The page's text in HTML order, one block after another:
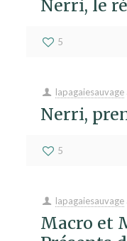
Nerri, le
5
lapagaiesauvage
Nerri,
5
lapagaiesauvage
Macro et